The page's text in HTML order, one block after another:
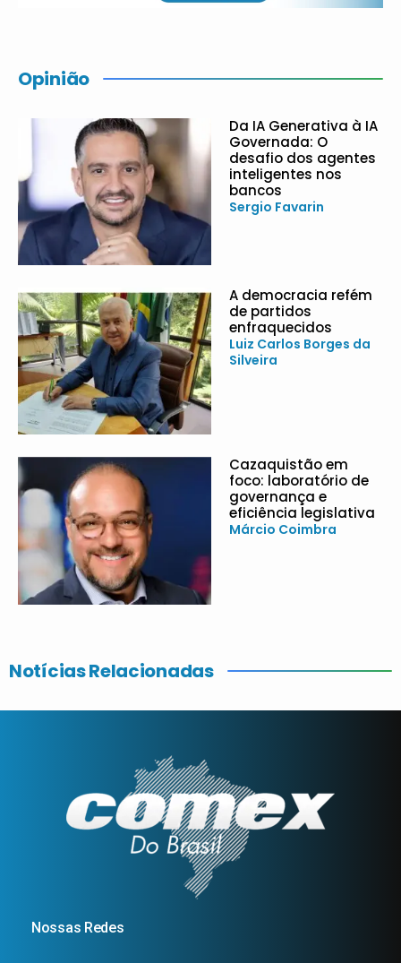
Opinião
Da IA Generativa à IA
Governada: O
desafio dos agentes
inteligentes nos
bancos
Sergio Favarin
A democracia refém
de partidos
enfraquecidos
Luiz Carlos Borges da
Silveira
Cazaquistão em
foco: laboratório de
governança e
eficiência legislativa
Márcio Coimbra
Notícias Relacionadas
Nossas Redes